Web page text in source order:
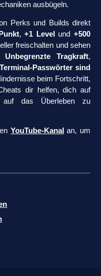
ausbügeln.
Perks und Builds direkt
,+1 Level und+500
freischalten und sehen
Unbegrenzte Tragkraft,
Terminal-Passwörter sind
beim Fortschritt,
dir helfen, dich auf
das Überleben zu
YouTube-Kanal an, um